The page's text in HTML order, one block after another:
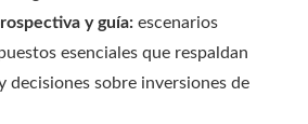
y guía: escenarios
esenciales que respaldan
decisiones sobre inversiones de